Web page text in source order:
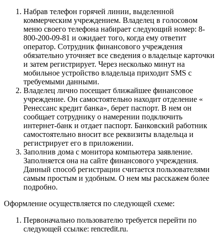
Набрав телефон горячей линии, выделенной
коммерческим учреждением. Владелец в голосовом
меню своего телефона набирает следующий номер: 8-
800-200-09-81 и ожидает того, когда ему ответит
оператор. Сотрудник финансового учреждения
обязательно уточняет все сведения о владельце карточки
и затем регистрирует. Через несколько минут на
мобильное устройство владельца приходит SMS с
требуемыми данными.
Владелец лично посещает ближайшее финансовое
учреждение. Он самостоятельно находит отделение «
Ренессанс кредит банка», берет паспорт. В нем он
сообщает сотруднику о намерении подключить
интернет-банк и отдает паспорт. Банковский работник
самостоятельно вносит все реквизиты владельца и
регистрирует его в приложении.
Заполнив дома с монитора компьютера заявление.
Заполняется она на сайте финансового учреждения.
Данный способ регистрации считается пользователями
самым простым и удобным. О нем мы расскажем более
подробно.
Оформление осуществляется по следующей схеме:
Первоначально пользователю требуется перейти по
следующей ссылке: rencredit.ru.